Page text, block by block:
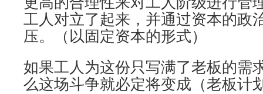
工人对立了起来，并通过资本的政
压。（以固定资本的形式）
如果工人为这份只写满了老板的需
么这场斗争就必定将变成（老板计